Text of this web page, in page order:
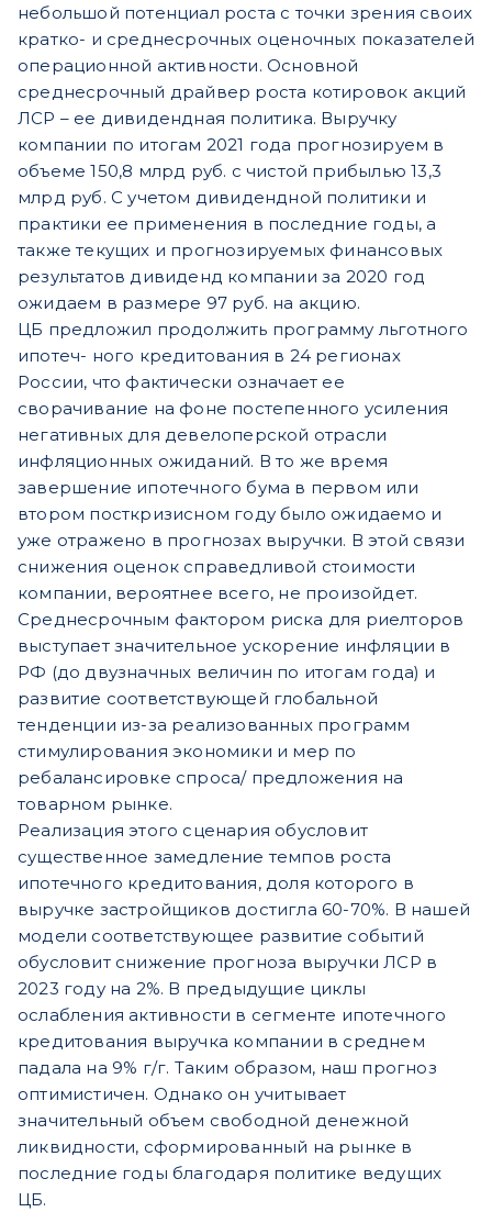
небольшой потенциал роста с точки зрения своих
кратко- и среднесрочных оценочных показателей
операционной активности. Основной
среднесрочный драйвер роста котировок акций
ЛСР – ее дивидендная политика. Выручку
компании по итогам 2021 года прогнозируем в
объеме 150,8 млрд руб. с чистой прибылью 13,3
млрд руб. С учетом дивидендной политики и
практики ее применения в последние годы, а
также текущих и прогнозируемых финансовых
результатов дивиденд компании за 2020 год
ожидаем в размере 97 руб. на акцию.
ЦБ предложил продолжить программу льготного
ипотеч- ного кредитования в 24 регионах
России, что фактически означает ее
сворачивание на фоне постепенного усиления
негативных для девелоперской отрасли
инфляционных ожиданий. В то же время
завершение ипотечного бума в первом или
втором посткризисном году было ожидаемо и
уже отражено в прогнозах выручки. В этой связи
снижения оценок справедливой стоимости
компании, вероятнее всего, не произойдет.
Среднесрочным фактором риска для риелторов
выступает значительное ускорение инфляции в
РФ (до двузначных величин по итогам года) и
развитие соответствующей глобальной
тенденции из-за реализованных программ
стимулирования экономики и мер по
ребалансировке спроса/ предложения на
товарном рынке.
Реализация этого сценария обусловит
существенное замедление темпов роста
ипотечного кредитования, доля которого в
выручке застройщиков достигла 60-70%. В нашей
модели соответствующее развитие событий
обусловит снижение прогноза выручки ЛСР в
2023 году на 2%. В предыдущие циклы
ослабления активности в сегменте ипотечного
кредитования выручка компании в среднем
падала на 9% г/г. Таким образом, наш прогноз
оптимистичен. Однако он учитывает
значительный объем свободной денежной
ликвидности, сформированный на рынке в
последние годы благодаря политике ведущих
ЦБ.